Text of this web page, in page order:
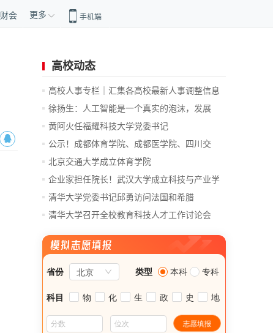
财会 更多 手机端
高校动态
高校人事专栏｜汇集各高校最新人事调整信息
徐扬生：人工智能是一个真实的泡沫，发展
前...
黄阿火任福耀科技大学党委书记
公示！成都体育学院、成都医学院、四川交
通...
北京交通大学成立体育学院
企业家担任院长！武汉大学成立科技与产业学
院
清华大学党委书记邱勇访问法国和希腊
清华大学召开全校教育科技人才工作讨论会